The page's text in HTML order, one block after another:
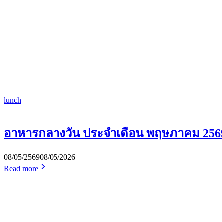
lunch
อาหารกลางวัน ประจำเดือน พฤษภาคม
08/05/256908/05/2026
Read more